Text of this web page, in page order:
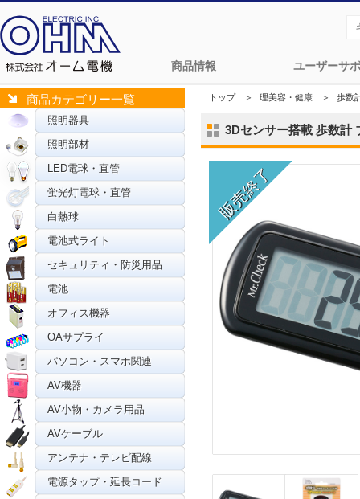
商品情報 ユーザーサ
商品カテゴリー一覧
照明器具
照明部材
LED電球・直管
蛍光灯電球・直管
白熱球
電池式ライト
セキュリティ・防災用品
電池
オフィス機器
OAサプライ
パソコン・スマホ関連
AV機器
AV小物・カメラ用品
AVケーブル
アンテナ・テレビ配線
電源タップ・延長コード
トップ＞ 理美容・健康 ＞ 歩数
3Dセンサー搭載 歩数計